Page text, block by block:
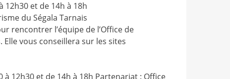
12h30 et de 14h à 18h
du Ségala Tarnais
rencontrer l’équipe de l’Office de
Elle vous conseillera sur les sites
à 12h30 et de 14h à 18h Partenariat : Office